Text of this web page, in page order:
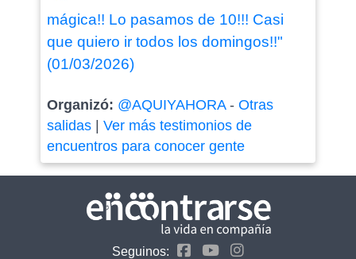
mágica!! Lo pasamos de 10!!! Casi
que quiero ir todos los domingos!!"
(01/03/2026)
Organizó: @AQUIYAHORA- Otras
salidas| Ver más testimonios de
encuentros para conocer gente
Seguinos: